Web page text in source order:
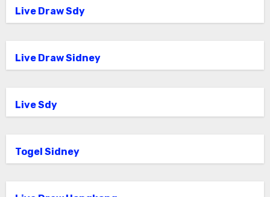
Live Draw Sdy
Live Draw Sidney
Live Sdy
Togel Sidney